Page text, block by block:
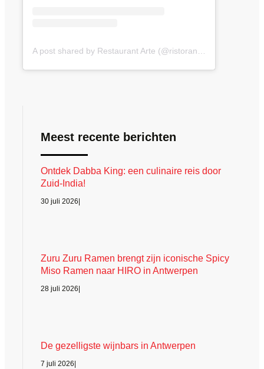
Meest recente berichten
Ontdek Dabba King: een culinaire reis door
Zuid-India!
30 juli 2026
Zuru Zuru Ramen brengt zijn iconische Spicy
Miso Ramen naar HIRO in Antwerpen
28 juli 2026
De gezelligste wijnbars in Antwerpen
7 juli 2026